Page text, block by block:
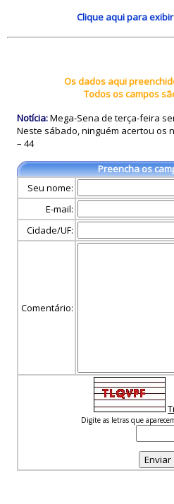
Clique aquipara exibir
Os dados aqui
Todos os campos
Notícia:Mega-Sena de terça-feira
Neste sábado, ninguém acertou os
– 44
Preencha os
Seu nome:
E-mail:
Cidade/UF:
Comentário:
Digite as letras que